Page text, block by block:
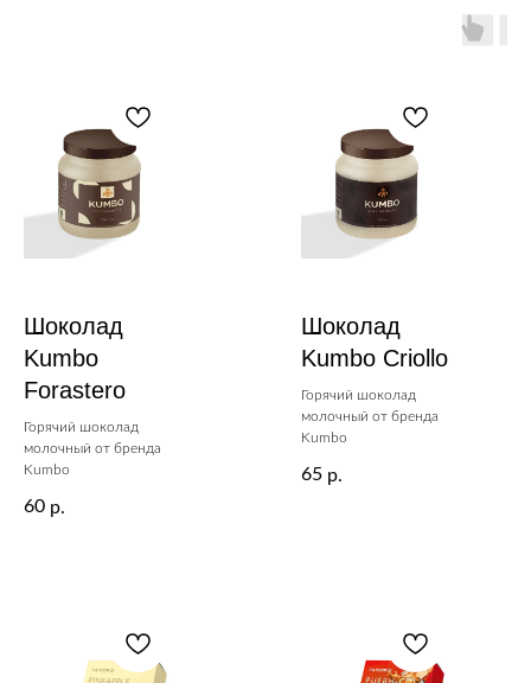
Шоколад
Kumbo
Forastero
Горячий шоколад
молочный от бренда
Kumbo
60 р.
Шоколад
Kumbo Criollo
Горячий шоколад
молочный от бренда
Kumbo
65 р.